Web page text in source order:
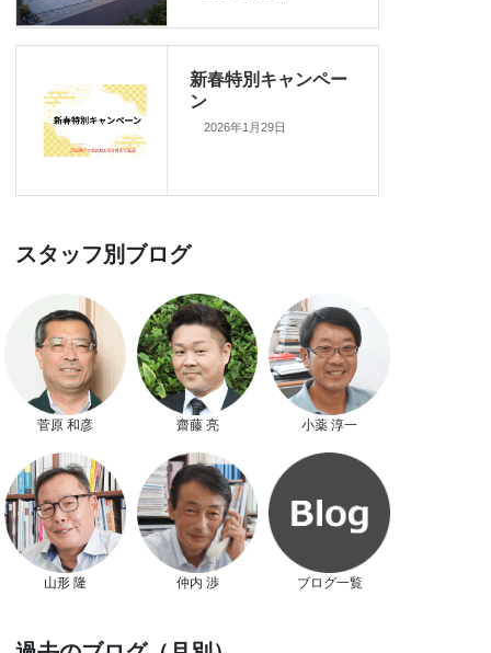
新春特別キャンペー
ン
2026年1月29日
スタッフ別ブログ
菅原 和彦 齋藤 亮 小薬 淳一
山形 隆 仲内 渉 ブログ一覧